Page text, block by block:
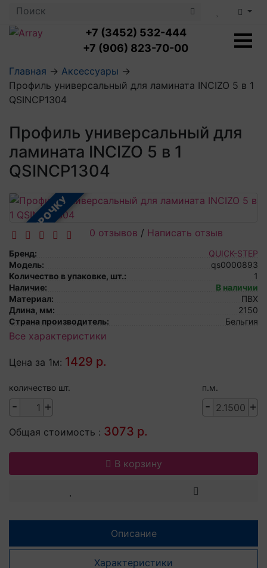
+7 (3452) 532-444
+7 (906) 823-70-00
Ламинат с укладкой
Влагостойкий ламинат
Посмотреть все категории
LOC FLOOR FANCY
LOC FLOOR ARCTIC
Посмотреть все категории
Кварцвиниловая плитка с укладкой
Клеевая кварцвиниловая плитка
Виниловый ламинат
Посмотреть все категории
Плинтус
Профили для ступеней
Подложка
Пороги
Аксессуары для напольных покрытий
Посмотреть все категории
Посмотреть все категории
Главная → Аксессуары →
Профиль универсальный для ламината INCIZO 5 в 1
QSINCP1304
Профиль универсальный для
ламината INCIZO 5 в 1
QSINCP1304
В РАССРОЧКУ 0 отзывов / Написать отзыв
Бренд:
QUICK-STEP
Модель:
qs0000893
Количество в упаковке, шт.:
1
Наличие:
В наличии
Материал:
ПВХ
Длина, мм:
2150
Страна производитель:
Бельгия
Все характеристики
Цена за 1м: 1429 р.
количество шт.
- +
п.м.
- +
Общая стоимость : 3073 р.
В корзину
Описание
Характеристики